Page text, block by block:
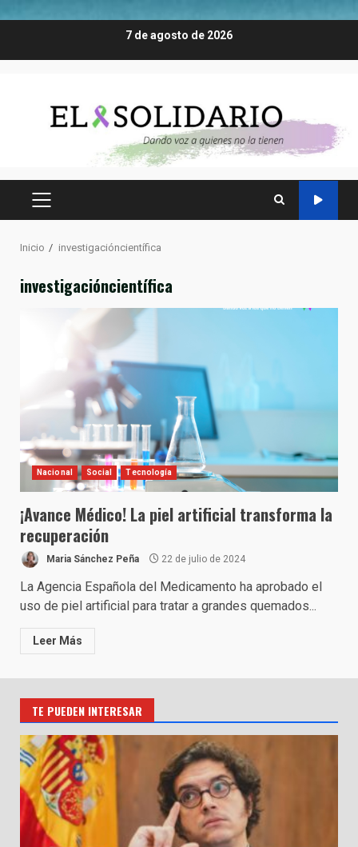
7 de agosto de 2026
MENÚ
Inicio investigacióncientífica
investigacióncientífica
Nacional Social Tecnología
¡Avance Médico! La piel artificial transforma la
recuperación
Maria Sánchez Peña 22 de julio de 2024
La Agencia Española del Medicamento ha aprobado el
uso de piel artificial para tratar a grandes quemados...
Leer Más
TE PUEDEN INTERESAR